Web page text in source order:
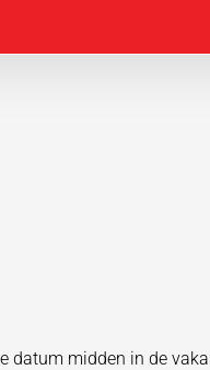
datum midden in de